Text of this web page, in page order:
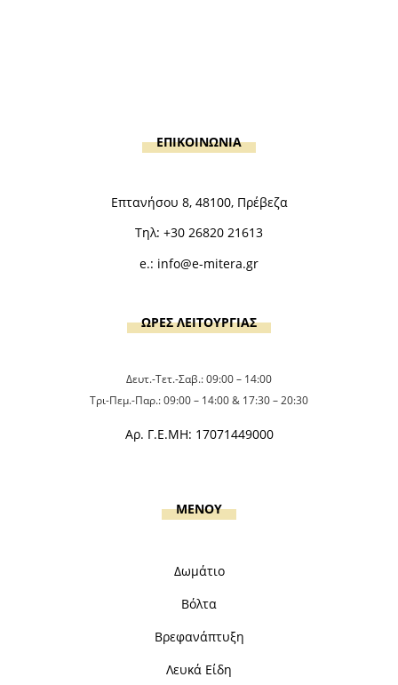
ΕΠΙΚΟΙΝΩΝΙΑ
Επτανήσου 8, 48100, Πρέβεζα
Τηλ: +30 26820 21613
e.: info@e-mitera.gr
ΩΡΕΣ ΛΕΙΤΟΥΡΓΙΑΣ
Δευτ.-Τετ.-Σαβ.: 09:00 – 14:00
Τρι-Πεμ.-Παρ.: 09:00 – 14:00 & 17:30 – 20:30
Αρ. Γ.Ε.ΜΗ: 17071449000
MENOY
Δωμάτιο
Βόλτα
Βρεφανάπτυξη
Λευκά Είδη